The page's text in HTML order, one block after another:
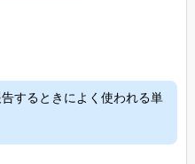
するときによく使われる単